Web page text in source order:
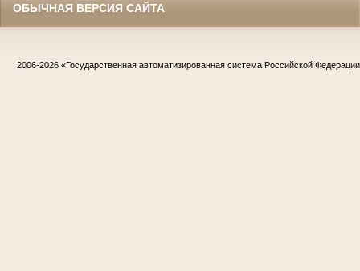
ОБЫЧНАЯ ВЕРСИЯ САЙТА
2006-2026 «Государственная автоматизированная система Российской